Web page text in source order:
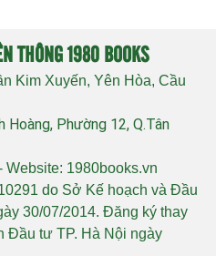
THÔNG 1980 BOOKS
Kim Xuyến, Yên Hòa, Cầu
Hoàng, Phường 12, Q.Tân
Website: 1980books.vn
do Sở Kế hoạch và Đầu
30/07/2014. Đăng ký thay
Đầu tư TP. Hà Nội ngày